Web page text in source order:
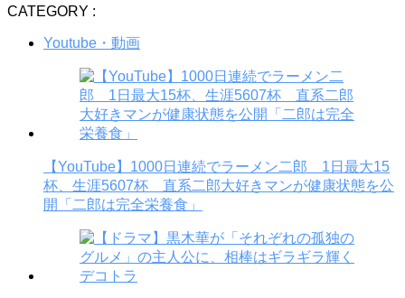
CATEGORY :
Youtube・動画
【YouTube】1000日連続でラーメン二郎 1日最大15
杯、生涯5607杯 直系二郎大好きマンが健康状態を公
開「二郎は完全栄養食」